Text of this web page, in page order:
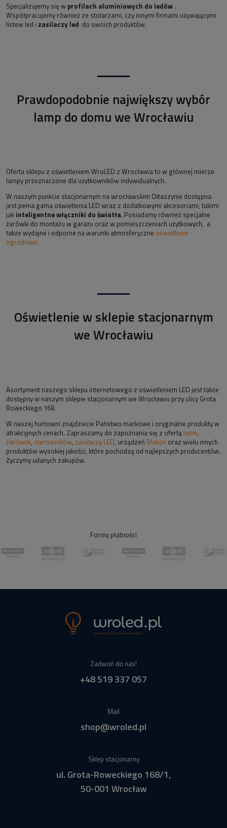
Specjalizujemy się w profilach aluminiowych do ledów .
Współpracujemy również ze stolarzami, czy innymi firmami używającymi
listew led i zasilaczy led do swoich produktów.
Prawdopodobnie największy wybór
lamp do domu we Wrocławiu
Oferta sklepu z oświetleniem WroLED z Wrocławia to w głównej mierze
lampy przeznaczone dla użytkowników indywidualnych.
W naszym punkcie stacjonarnym na wrocławskim Ołtaszynie dostępna
jest pełna gama oświetlenia LED wraz z dodatkowymi akcesoriami, takimi
jak inteligentne włączniki do światła. Posiadamy również specjalne
żarówki do montażu w garażu oraz w pomieszczeniach użytkowych, a
także wydajne i odporne na warunki atmosferyczne oświetlenie
ogrodowe.
Oświetlenie w sklepie stacjonarnym
we Wrocławiu
Asortyment naszego sklepu internetowego z oświetleniem LED jest także
dostępny w naszym sklepie stacjonarnym we Wrocławiu przy ulicy Grota
Roweckiego 168.
W naszej hurtowni znajdziecie Państwo markowe i oryginalne produkty w
atrakcyjnych cenach. Zapraszamy do zapoznania się z ofertą taśm,
żarówek, sterowników, zasilaczy LED, urządzeń Blebox oraz wielu innych
produktów wysokiej jakości, które pochodzą od najlepszych producentów.
Życzymy udanych zakupów.
Formy płatności
Zadwoń do nas!
+48 519 337 057
Mail
shop@wroled.pl
Sklep stacjonarny
ul. Grota-Roweckiego 168/1,
50-001 Wrocław